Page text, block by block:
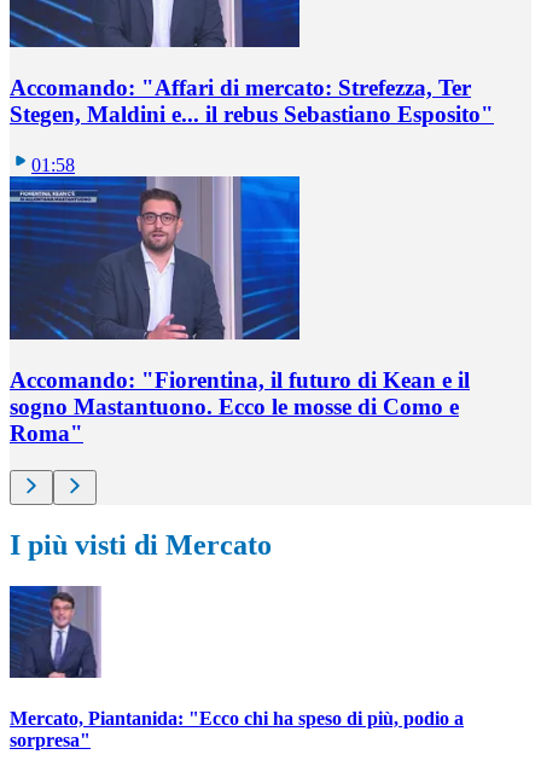
Accomando: "Affari di mercato: Strefezza, Ter
Stegen, Maldini e... il rebus Sebastiano Esposito"
01:58
Accomando: "Fiorentina, il futuro di Kean e il
sogno Mastantuono. Ecco le mosse di Como e
Roma"
I più visti di Mercato
Mercato, Piantanida: "Ecco chi ha speso di più, podio a
sorpresa"